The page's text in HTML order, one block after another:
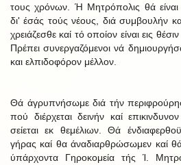
τους χρόνων. Ή Μητρόπολις θά είναι
δι' έσάς τούς νέους, διά συμβουλήν
χρειάζεσθε καί τό οποίον είναι εις
Πρέπει συνεργαζόμενοι νά
και ελπιδοφόρον μέλλον.
Θά άγρυπνήσωμε διά τήν
πού διέρχεται δεινήν καί
σείεται εκ θεμέλιων. Θά
γήρας καί θα άναδιαρθρώσωμεν καί
ύπάρχοντα Γηροκομεία τής Ί.